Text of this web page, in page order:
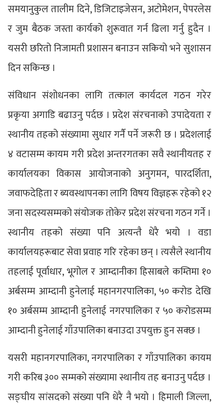
समयानुकुल तालीम दिने, डिजिटाइजेसन, अटोमेशन, पेपरलेस
र जुम बैठक जस्ता कार्यको शुरूवात गर्न ढिला गर्नु हुदैन ।
यसरी छरितो निजामती प्रशासन बनाउन सकियो भने सुशासन
दिन सकिन्छ ।
संविधान संशोधनका लागि तत्काल कार्यदल गठन गरेर
प्रकृया अगाडि बढाउनु पर्दछ । प्रदेश संरचनाको उपादेयता र
स्थानीय तहको संख्यामा सुधार गर्नै पर्ने जरूरी छ । प्रदेशलाई
४ वटासम्म कायम गरी प्रदेश अन्तरगतका सवै स्थानीयतह र
कार्यालयका विकास आयोजनाको अनुगमन, पारदर्शिता,
जवाफदेहिता र ब्यवस्थापनका लागि विषय विज्ञहरू रहेको १२
जना सदस्यसम्मको संयोजक तोकेर प्रदेश संरचना गठन गर्ने ।
स्थानीय तहको संख्या पनि अत्यन्तै धेरै भयो । वडा
कार्यालयहरूबाट सेवा प्रवाह गरि रहेका छन् । त्यसैले स्थानीय
तहलाई पूर्वाधार, भूगोल र आम्दानीका हिसाबले कम्तिमा १०
अर्बसम्म आम्दानी हुनेलाई महानगरपालिका, ५० करोड देखि
१० अर्बसम्म आम्दानी हुनेलाई नगरपालिका र ५० करोडसम्म
आम्दानी हुनेलाई गाँउपालिका बनाउदा उपयुक्त हुन सक्छ ।
यसरी महानगरपालिका, नगरपालिका र गाँउपालिका कायम
गरी करिब ३०० सम्मको संख्यामा स्थानीय तह बनाउनु पर्दछ ।
सङ्घीय सांसदको संख्या पनि धेरै नै भयो । हिमाली जिल्ला,